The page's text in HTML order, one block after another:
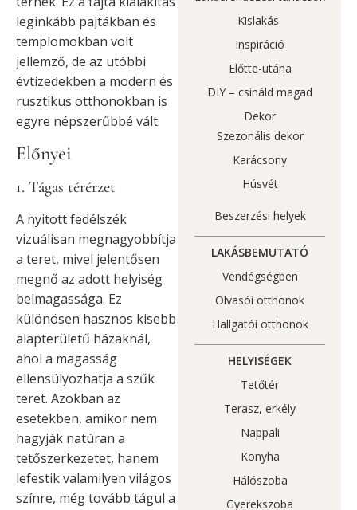
leginkább pajtákban és
templomokban volt
jellemző, de az utóbbi
évtizedekben a modern és
rusztikus otthonokban is
egyre népszerűbbé vált.
Előnyei
1. Tágas térérzet
A nyitott fedélszék
vizuálisan megnagyobbítja
a teret, mivel jelentősen
megnő az adott helyiség
belmagassága. Ez
különösen hasznos kisebb
alapterületű házaknál,
ahol a magasság
ellensúlyozhatja a szűk
teret. Azokban az
esetekben, amikor nem
hagyják natúran a
tetőszerkezetet, hanem
lefestik valamilyen világos
színre, még tovább tágul a
Kislakás
Inspiráció
Előtte-utána
DIY – csináld magad
Dekor
Szezonális dekor
Karácsony
Húsvét
Beszerzési helyek
LAKÁSBEMUTATÓ
Vendégségben
Olvasói otthonok
Hallgatói otthonok
HELYISÉGEK
Tetőtér
Terasz, erkély
Nappali
Konyha
Hálószoba
Gyerekszoba